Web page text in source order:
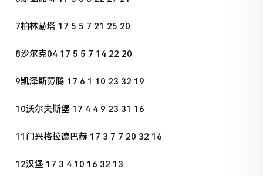
7柏林赫塔 17 5 5 7 21 25 20
8沙尔克04 17 5 5 7 14 22 20
9凯泽斯劳腾 17 6 1 10 23 32 19
10沃尔夫斯堡 17 4 4 9 23 31 16
11门兴格拉德巴赫 17 3 7 7 20 32 16
12汉堡 17 3 4 10 16 32 13